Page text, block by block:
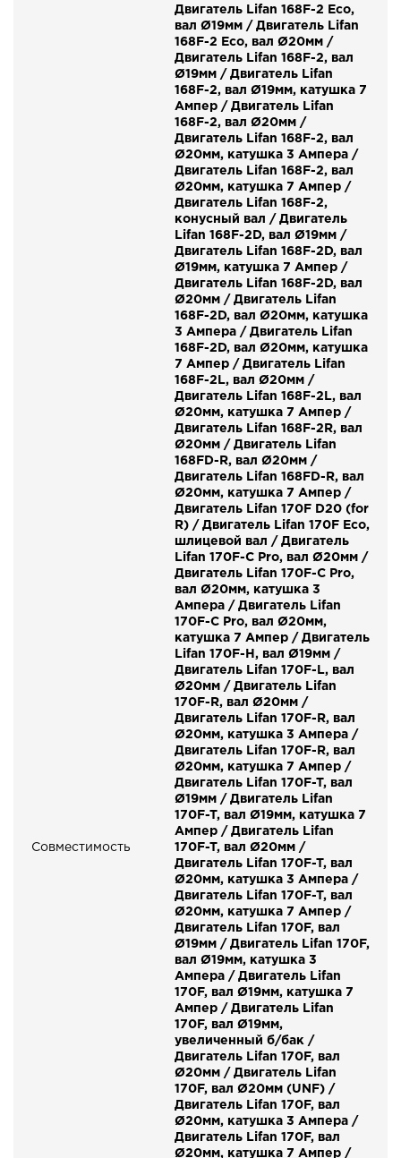
Совместимость
Двигатель Lifan 168F-2 Eco,
вал Ø19мм / Двигатель Lifan
168F-2 Eco, вал Ø20мм /
Двигатель Lifan 168F-2, вал
Ø19мм / Двигатель Lifan
168F-2, вал Ø19мм, катушка 7
Ампер / Двигатель Lifan
168F-2, вал Ø20мм /
Двигатель Lifan 168F-2, вал
Ø20мм, катушка 3 Ампера /
Двигатель Lifan 168F-2, вал
Ø20мм, катушка 7 Ампер /
Двигатель Lifan 168F-2,
конусный вал / Двигатель
Lifan 168F-2D, вал Ø19мм /
Двигатель Lifan 168F-2D, вал
Ø19мм, катушка 7 Ампер /
Двигатель Lifan 168F-2D, вал
Ø20мм / Двигатель Lifan
168F-2D, вал Ø20мм, катушка
3 Ампера / Двигатель Lifan
168F-2D, вал Ø20мм, катушка
7 Ампер / Двигатель Lifan
168F-2L, вал Ø20мм /
Двигатель Lifan 168F-2L, вал
Ø20мм, катушка 7 Ампер /
Двигатель Lifan 168F-2R, вал
Ø20мм / Двигатель Lifan
168FD-R, вал Ø20мм /
Двигатель Lifan 168FD-R, вал
Ø20мм, катушка 7 Ампер /
Двигатель Lifan 170F D20 (for
R) / Двигатель Lifan 170F Eco,
шлицевой вал / Двигатель
Lifan 170F-C Pro, вал Ø20мм /
Двигатель Lifan 170F-C Pro,
вал Ø20мм, катушка 3
Ампера / Двигатель Lifan
170F-C Pro, вал Ø20мм,
катушка 7 Ампер / Двигатель
Lifan 170F-H, вал Ø19мм /
Двигатель Lifan 170F-L, вал
Ø20мм / Двигатель Lifan
170F-R, вал Ø20мм /
Двигатель Lifan 170F-R, вал
Ø20мм, катушка 3 Ампера /
Двигатель Lifan 170F-R, вал
Ø20мм, катушка 7 Ампер /
Двигатель Lifan 170F-T, вал
Ø19мм / Двигатель Lifan
170F-T, вал Ø19мм, катушка 7
Ампер / Двигатель Lifan
170F-T, вал Ø20мм /
Двигатель Lifan 170F-T, вал
Ø20мм, катушка 3 Ампера /
Двигатель Lifan 170F-T, вал
Ø20мм, катушка 7 Ампер /
Двигатель Lifan 170F, вал
Ø19мм / Двигатель Lifan 170F,
вал Ø19мм, катушка 3
Ампера / Двигатель Lifan
170F, вал Ø19мм, катушка 7
Ампер / Двигатель Lifan
170F, вал Ø19мм,
увеличенный б/бак /
Двигатель Lifan 170F, вал
Ø20мм / Двигатель Lifan
170F, вал Ø20мм (UNF) /
Двигатель Lifan 170F, вал
Ø20мм, катушка 3 Ампера /
Двигатель Lifan 170F, вал
Ø20мм, катушка 7 Ампер /